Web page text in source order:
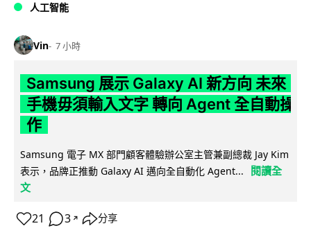
人工智能
Vin 7 小時
Samsung 展示 Galaxy AI 新方向 未來
手機毋須輸入文字 轉向 Agent 全自動操
作
Samsung 電子 MX 部門顧客體驗辦公室主管兼副總裁 Jay Kim
表示，品牌正推動 Galaxy AI 邁向全自動化 Agent...
閱讀全
文
21 3 ↗ 分享